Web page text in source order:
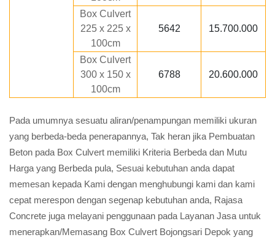
Box Culvert
225 x 225 x
100cm
5642 15.700.000
Box Culvert
300 x 150 x
100cm
6788 20.600.000
Pada umumnya sesuatu aliran/penampungan memiliki ukuran
yang berbeda-beda penerapannya, Tak heran jika Pembuatan
Beton pada Box Culvert memiliki Kriteria Berbeda dan Mutu
Harga yang Berbeda pula, Sesuai kebutuhan anda dapat
memesan kepada Kami dengan menghubungi kami dan kami
cepat merespon dengan segenap kebutuhan anda, Rajasa
Concrete juga melayani penggunaan pada Layanan Jasa untuk
menerapkan/Memasang Box Culvert Bojongsari Depok yang